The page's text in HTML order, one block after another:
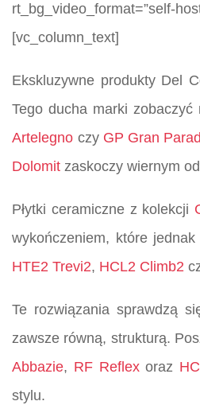
rt_bg_video_format=”self-
[vc_column_text]
Ekskluzywne produkty Del
Tego ducha marki
Artelegno czy GP Gran
Dolomit zaskoczy wiernym
Płytki ceramiczne z kolekcji
wykończeniem, które
HTE2 Trevi2, HCL2 Climb2
Te rozwiązania sprawdzą
zawsze równą, strukturą.
Abbazie, RF Reflexoraz
stylu.